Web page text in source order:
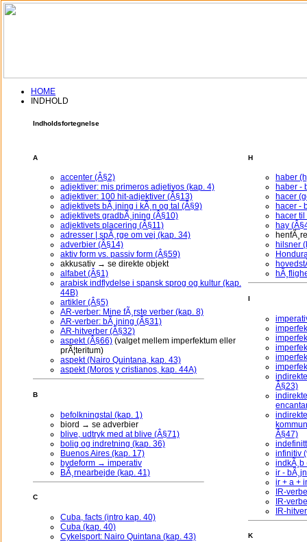
HOME
INDHOLD
Indholdsfortegnelse
A
accenter (Â§2)
adjektiver: mis primeros adjetivos (kap. 4)
adjektiver: 100 hit-adjektiver (Â§13)
adjektivets bÃ¸jning i kÃ¸n og tal (Â§9)
adjektivets gradbÃ¸jning (Â§10)
adjektivets placering (Â§11)
adresser | spÃ¸rge om vej (kap. 34)
adverbier (Â§14)
aktiv form vs. passiv form (Â§59)
akkusativ → se direkte objekt
alfabet (Â§1)
arabisk indflydelse i spansk sprog og kultur (kap.
44B)
artikler (Â§5)
AR-verber: Mine fÃ¸rste verber (kap. 8)
AR-verber: bÃ¸jning (Â§31)
AR-hitverber (Â§32)
aspekt (Â§66) (valget mellem imperfektum eller
prÃ¦teritum)
aspekt (Nairo Quintana, kap. 43)
aspekt (Moros y cristianos, kap. 44A)
B
befolkningstal (kap. 1)
biord → se adverbier
blive, udtryk med at blive (Â§71)
bolig og indretning (kap. 36)
Buenos Aires (kap. 17)
bydeform → imperativ
BÃ¸rnearbejde (kap. 41)
C
Cuba, facts (intro kap. 40)
Cuba (kap. 40)
Cykelsport: Nairo Quintana (kap. 43)
H
haber
haber -
hacer
hacer -
hacer
hay
hilsner
I
Â§23)
Â§47)
infinitiv
indkÃ¸b
ir -
ir + a +
IR-
IR-
IR-
K
Indtast venligst
Brugernavn:
Password:
Husk mig i 30 dage